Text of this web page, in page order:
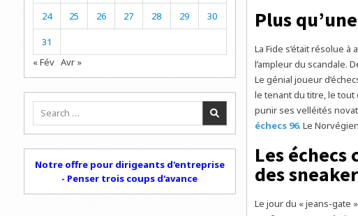
Plus
La Fide s’était résolue
l’ampleur du scandale.
Le génial joueur
le tenant du titre, le tout
punir ses velléités
échecs 96. Le
Les
des
Le jour du « jeans-gate »,
24 25 26 27 28 29 30
31
« Fév Avr »
Search
Notre offre pour dirigeants d'entreprise
- Penser trois coups d'avance